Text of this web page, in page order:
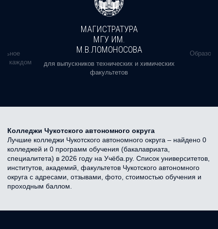
в каждом
МАГИСТРАТУРА
МГУ ИМ.
М.В.ЛОМОНОСОВА
для выпускников технических и химических
факультетов
Колледжи Чукотского автономного округа
Лучшие колледжи Чукотского автономного округа – найдено 0
колледжей и 0 программ обучения (бакалавриата,
специалитета) в 2026 году на Учёба.ру. Список университетов,
институтов, академий, факультетов Чукотского автономного
округа с адресами, отзывами, фото, стоимостью обучения и
проходным баллом.